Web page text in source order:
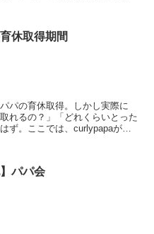
休取得期間
パの育休取得。しかし実際に
れるの？」「どれくらいとった
ず。ここでは、curlypapaが実
】パパ会